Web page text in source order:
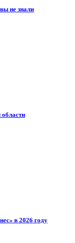
не знали
в 2026 году